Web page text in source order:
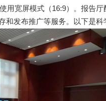
用宽屏模式（16:9）。报告
发布推广等服务。以下是科